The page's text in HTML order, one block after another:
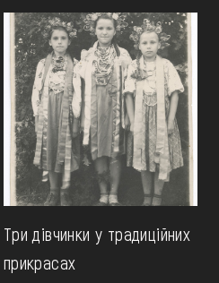
Три дівчинки у традиційних
прикрасах